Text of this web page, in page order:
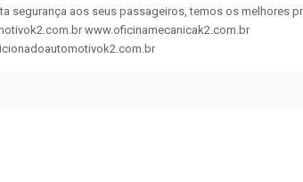
segurança aos seus passageiros, temos os melhores
www.oficinamecanicak2.com.br